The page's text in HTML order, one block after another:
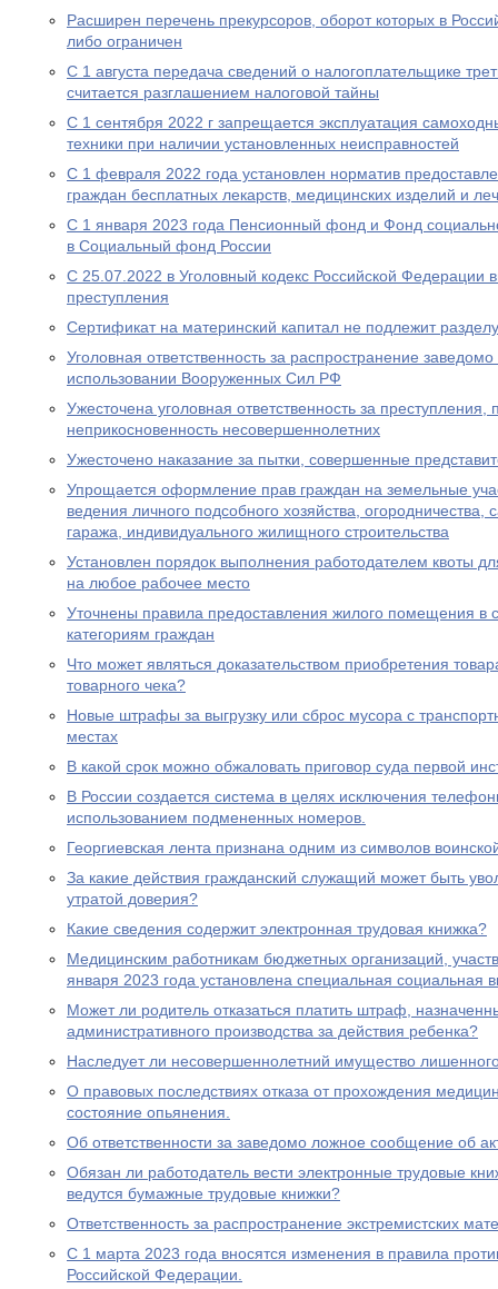
Расширен перечень прекурсоров, оборот которых в
либо ограничен
С 1 августа передача сведений о налогоплательщике
считается разглашением налоговой тайны
С 1 сентября 2022 г запрещается эксплуатация
техники при наличии установленных неисправностей
С 1 февраля 2022 года установлен норматив
граждан бесплатных лекарств, медицинских изделий и
С 1 января 2023 года Пенсионный фонд и Фонд
в Социальный фонд России
С 25.07.2022 в Уголовный кодекс Российской Федерации
преступления
Сертификат на материнский капитал не подлежит
Уголовная ответственность за распространение
использовании Вооруженных Сил РФ
Ужесточена уголовная ответственность за
неприкосновенность несовершеннолетних
Ужесточено наказание за пытки, совершенные
Упрощается оформление прав граждан на земельные
ведения личного подсобного хозяйства, огородничества,
гаража, индивидуального жилищного строительства
Установлен порядок выполнения работодателем квоты
на любое рабочее место
Уточнены правила предоставления жилого помещения в
категориям граждан
Что может являться доказательством приобретения
товарного чека?
Новые штрафы за выгрузку или сброс мусора с
местах
В какой срок можно обжаловать приговор суда первой
В России создается система в целях исключения
использованием подмененных номеров.
Георгиевская лента признана одним из символов
За какие действия гражданский служащий может быть
утратой доверия?
Какие сведения содержит электронная трудовая книжка?
Медицинским работникам бюджетных организаций,
января 2023 года установлена специальная социальная
Может ли родитель отказаться платить штраф,
административного производства за действия ребенка?
Наследует ли несовершеннолетний имущество
О правовых последствиях отказа от прохождения
состояние опьянения.
Об ответственности за заведомо ложное сообщение об
Обязан ли работодатель вести электронные трудовые
ведутся бумажные трудовые книжки?
Ответственность за распространение экстремистских
С 1 марта 2023 года вносятся изменения в правила
Российской Федерации.